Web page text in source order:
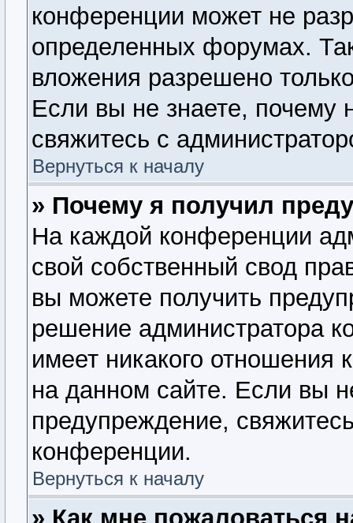
конференции может не
определенных форумах.
вложения разрешено
Если вы не знаете, почему
свяжитесь с
Вернуться к началу
» Почему я получил
На каждой конференции
свой собственный свод
вы можете получить
решение администратора
имеет никакого
на данном сайте. Если вы
предупреждение,
конференции.
Вернуться к началу